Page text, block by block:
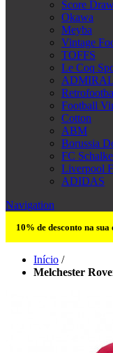
Score
Okawa
Meyba
Vintage
TOFFS
Le Coq
ADMIRAL
Football
Cotton
ABM
Borussia
FC
Liverpool
ADIDAS
Navigation
10% de desconto na
Início /
Melchester